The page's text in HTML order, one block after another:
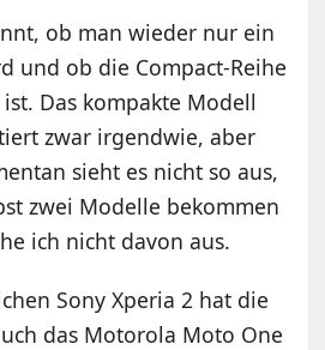
ob man wieder nur ein
und ob die Compact-Reihe
Das kompakte Modell
zwar irgendwie, aber
sieht es nicht so aus,
zwei Modelle bekommen
ich nicht davon aus.
Sony Xperia 2 hat die
das Motorola Moto One